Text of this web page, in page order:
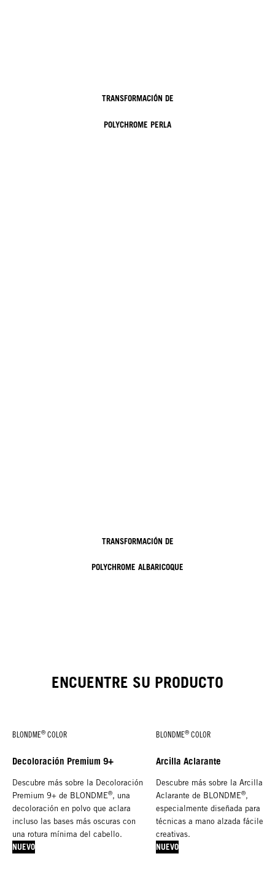
TRANSFORMACIÓN DE
POLYCHROME PERLA
TRANSFORMACIÓN DE
POLYCHROME ALBARICOQUE
ENCUENTRE SU PRODUCTO
BLONDME® COLOR
Decoloración Premium 9+
Descubre más sobre la Decoloración
Premium 9+ de BLONDME®, una
decoloración en polvo que aclara
incluso las bases más oscuras con
una rotura mínima del cabello.
NUEVO
BLONDME® COLOR
Arcilla Aclarante
Descubre más sobre la Arcilla
Aclarante de BLONDME®,
especialmente diseñada para
técnicas a mano alzada fáciles y
creativas.
NUEVO